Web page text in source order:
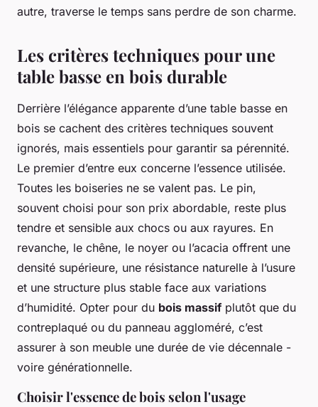
autre, traverse le temps sans perdre de son charme.
Les critères techniques pour une
table basse en bois durable
Derrière l’élégance apparente d’une table basse en
bois se cachent des critères techniques souvent
ignorés, mais essentiels pour garantir sa pérennité.
Le premier d’entre eux concerne l’essence utilisée.
Toutes les boiseries ne se valent pas. Le pin,
souvent choisi pour son prix abordable, reste plus
tendre et sensible aux chocs ou aux rayures. En
revanche, le chêne, le noyer ou l’acacia offrent une
densité supérieure, une résistance naturelle à l’usure
et une structure plus stable face aux variations
d’humidité. Opter pour du bois massifplutôt que du
contreplaqué ou du panneau aggloméré, c’est
assurer à son meuble une durée de vie décennale -
voire générationnelle.
Choisir l'essence de bois selon l'usage